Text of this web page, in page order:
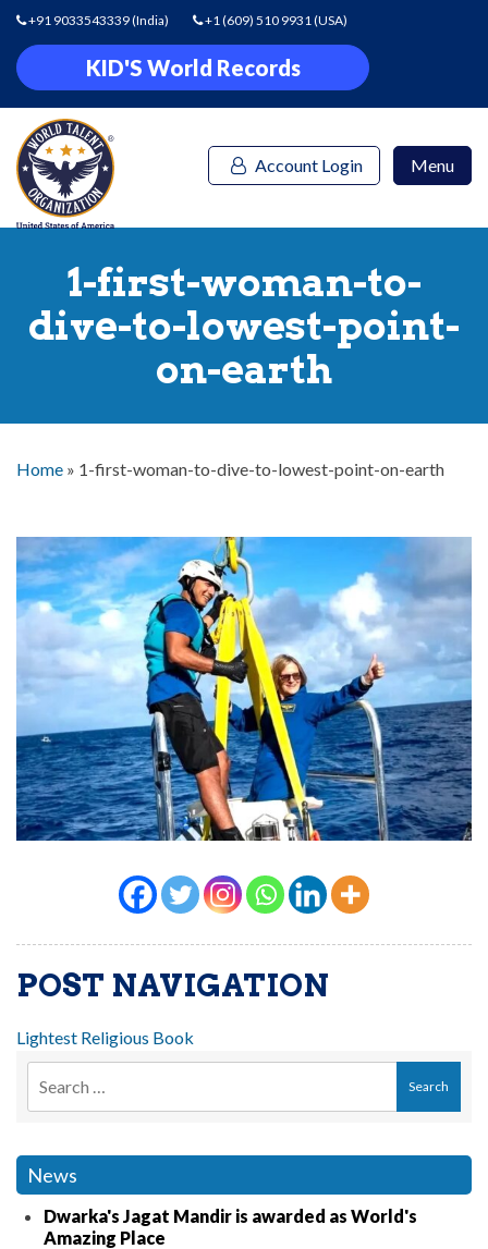
+91 9033543339(India) +1 (609) 510 9931(USA)
KID'S World Records
Account Login Menu
1-first-woman-to-
dive-to-lowest-point-
on-earth
Home » 1-first-woman-to-dive-to-lowest-point-on-earth
POST NAVIGATION
Lightest Religious Book
News
Dwarka's Jagat Mandir is awarded as World's
Amazing Place